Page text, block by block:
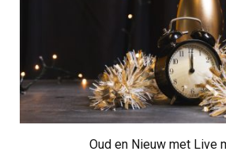
Oud en Nieuw met Live